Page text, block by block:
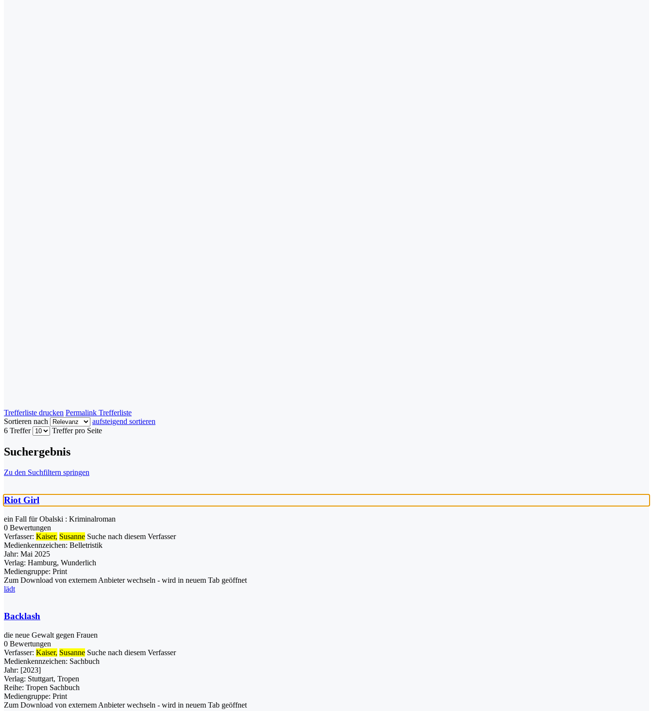
Trefferliste drucken Permalink Trefferliste
Sortieren nach
aufsteigend sortieren
6 Treffer
Treffer pro Seite
Suchergebnis
Zu den Suchfiltern springen
Riot Girl
ein Fall für Obalski : Kriminalroman
0 Bewertungen
Verfasser: Kaiser, Susanne Suche nach diesem Verfasser
Medienkennzeichen: Belletristik
Jahr: Mai 2025
Verlag: Hamburg, Wunderlich
Mediengruppe: Print
Zum Download von externem Anbieter wechseln - wird in neuem Tab geöffnet
lädt
Backlash
die neue Gewalt gegen Frauen
0 Bewertungen
Verfasser: Kaiser, Susanne Suche nach diesem Verfasser
Medienkennzeichen: Sachbuch
Jahr: [2023]
Verlag: Stuttgart, Tropen
Reihe: Tropen Sachbuch
Mediengruppe: Print
Zum Download von externem Anbieter wechseln - wird in neuem Tab geöffnet